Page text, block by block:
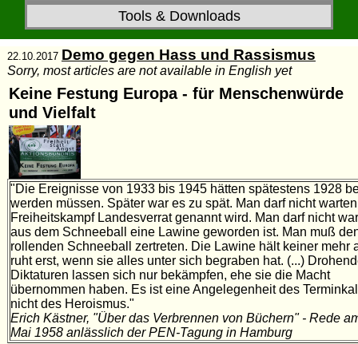
Tools & Downloads
22.10.2017 Demo gegen Hass und Rassismus
Sorry, most articles are not available in English yet
Keine Festung Europa - für Menschenwürde
und Vielfalt
"Die Ereignisse von 1933 bis 1945 hätten spätestens 1928
werden müssen. Später war es zu spät. Man darf nicht
Freiheitskampf Landesverrat genannt wird. Man darf nicht
aus dem Schneeball eine Lawine geworden ist. Man muß
rollenden Schneeball zertreten. Die Lawine hält keiner mehr
ruht erst, wenn sie alles unter sich begraben hat. (...)
Diktaturen lassen sich nur bekämpfen, ehe sie die Macht
übernommen haben. Es ist eine Angelegenheit des
nicht des Heroismus."
Erich Kästner, "Über das Verbrennen von Büchern" - Rede
Mai 1958 anlässlich der PEN-Tagung in Hamburg